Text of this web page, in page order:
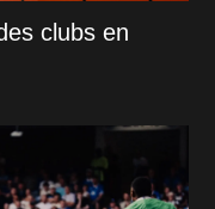
clubs en